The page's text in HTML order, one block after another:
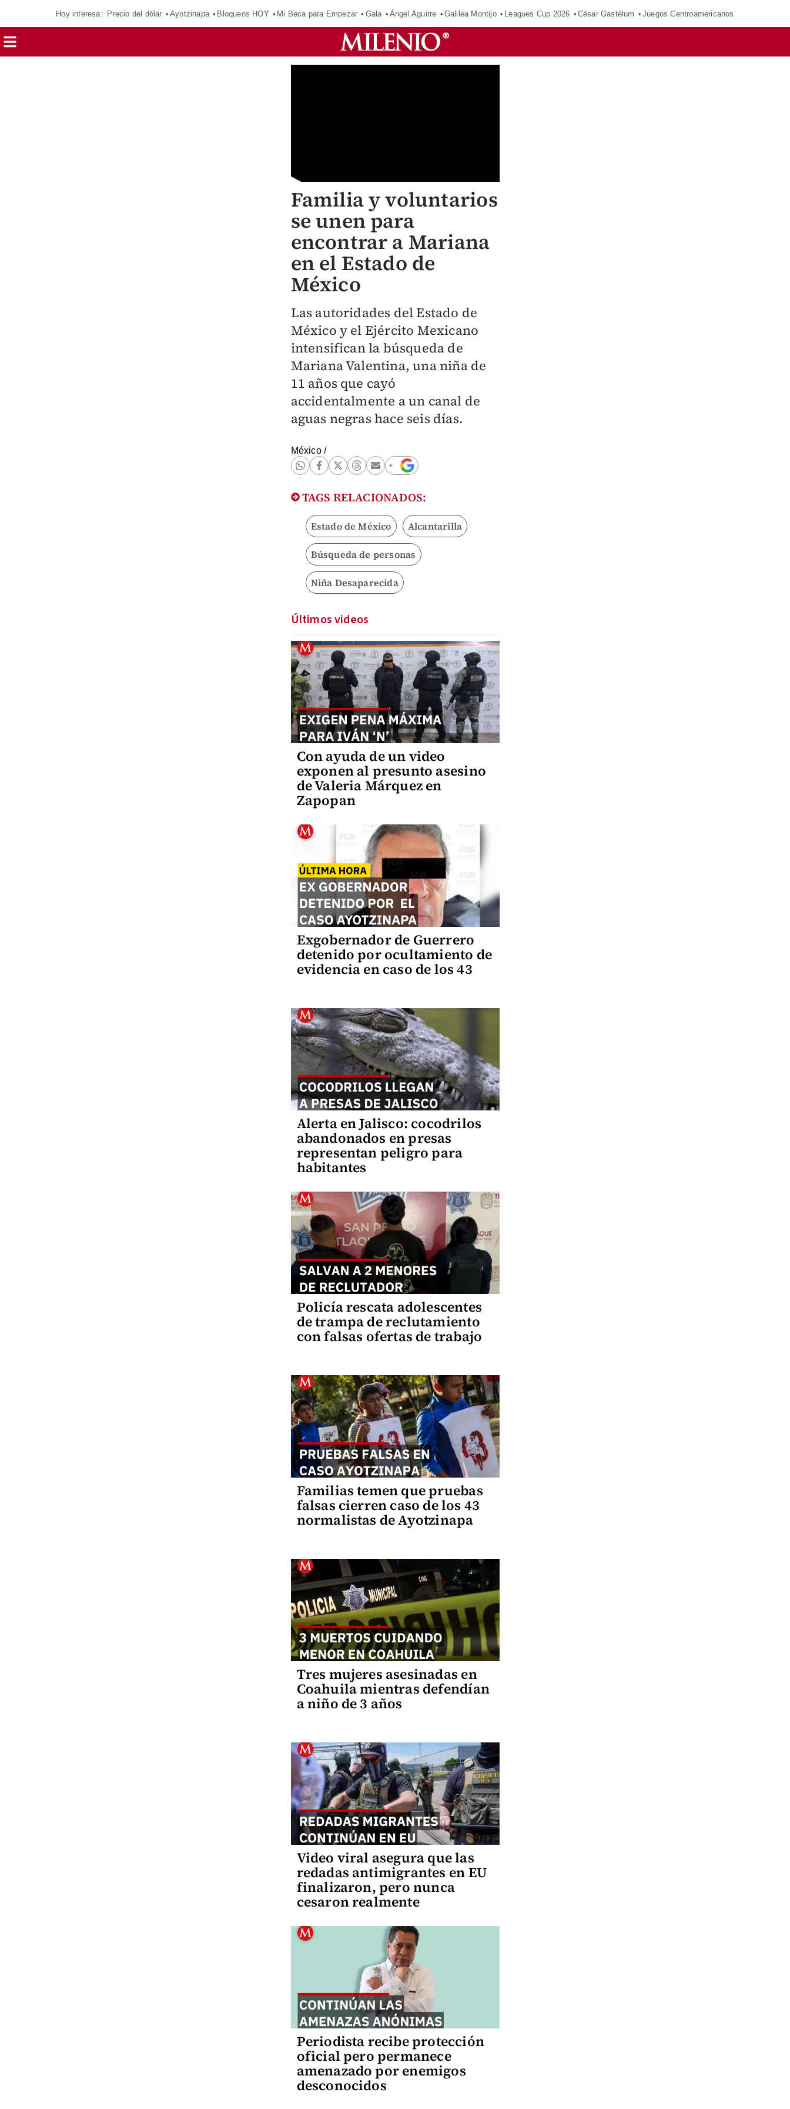
Hoy interesa: Precio del dólar Ayotzinapa Bloqueos HOY Mi Beca para Empezar Gala Ángel Aguirre Galilea Montijo Leagues Cup 2026 César Gastélum Juegos Centroamericanos
Familia y voluntarios
se unen para
encontrar a Mariana
en el Estado de
México
Las autoridades del Estado de
México y el Ejército Mexicano
intensifican la búsqueda de
Mariana Valentina, una niña de
11 años que cayó
accidentalmente a un canal de
aguas negras hace seis días.
México/
TAGS RELACIONADOS:
Estado de México Alcantarilla
Búsqueda de personas
Niña Desaparecida
Últimos videos
Con ayuda de un video
exponen al presunto asesino
de Valeria Márquez en
Zapopan
Exgobernador de Guerrero
detenido por ocultamiento de
evidencia en caso de los 43
Alerta en Jalisco: cocodrilos
abandonados en presas
representan peligro para
habitantes
Policía rescata adolescentes
de trampa de reclutamiento
con falsas ofertas de trabajo
Familias temen que pruebas
falsas cierren caso de los 43
normalistas de Ayotzinapa
Tres mujeres asesinadas en
Coahuila mientras defendían
a niño de 3 años
Video viral asegura que las
redadas antimigrantes en EU
finalizaron, pero nunca
cesaron realmente
Periodista recibe protección
oficial pero permanece
amenazado por enemigos
desconocidos